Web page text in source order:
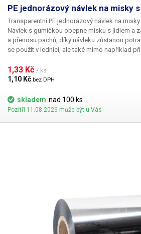
PE jednorázový návlek na misky
Transparentní PE jednorázový návlek na
Návlek s gumičkou obepne misku s jídlem a
a přenosu pachů, díky návleku zůstanou
se použít v lednici, ale také mimo například
opatřena gumičkou, která umožnuje použití
10-40cm a vždy se přizpůsobí průměru nádobí. PE materiál je odolný
přímý styk s potravinami, je netoxický a bez
používá na výrobu sáčků na potraviny, víčka
1,33 Kč / ks
1,10 Kč bez DPH
skladem nad 100 ks
Pozítří 11.08.2026 může být u Vás